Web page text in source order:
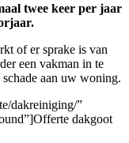
twee keer per jaar
of er sprake is van
een vakman in te
aan uw woning.
dakreiniging/”
dakgoot